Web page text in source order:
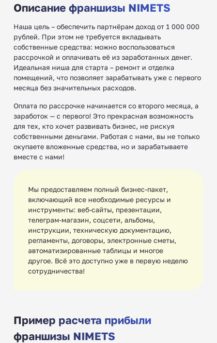
Описание франшизы NIMETS
Наша цель – обеспечить партнёрам доход от 1 000 000
рублей. При этом не требуется вкладывать
собственные средства: можно воспользоваться
рассрочкой и оплачивать её из заработанных денег.
Идеальная ниша для старта – ремонт и отделка
помещений, что позволяет зарабатывать уже с первого
месяца без значительных расходов.
Оплата по рассрочке начинается со второго месяца, а
заработок — с первого! Это прекрасная возможность
для тех, кто хочет развивать бизнес, не рискуя
собственными деньгами. Работая с нами, вы не только
окупаете вложенные средства, но и зарабатываете
вместе с нами!
Мы предоставляем полный бизнес-пакет,
включающий все необходимые ресурсы и
инструменты: веб-сайты, презентации,
телеграм-магазин, соцсети, альбомы,
инструкции, техническую документацию,
регламенты, договоры, электронные сметы,
автоматизированные таблицы и многое
другое. Всё это доступно уже в первую неделю
сотрудничества!
Пример расчета прибыли
франшизы NIMETS